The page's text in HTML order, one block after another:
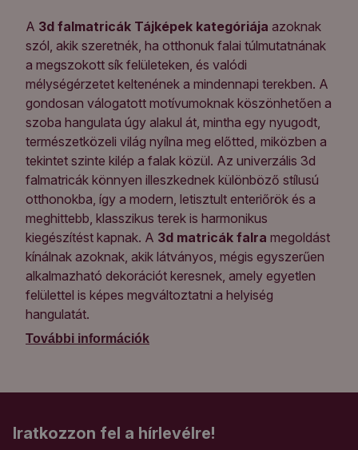
A 3d falmatricák Tájképek kategóriája azoknak
szól, akik szeretnék, ha otthonuk falai túlmutatnának
a megszokott sík felületeken, és valódi
mélységérzetet keltenének a mindennapi terekben. A
gondosan válogatott motívumoknak köszönhetően a
szoba hangulata úgy alakul át, mintha egy nyugodt,
természetközeli világ nyílna meg előtted, miközben a
tekintet szinte kilép a falak közül. Az univerzális 3d
falmatricák könnyen illeszkednek különböző stílusú
otthonokba, így a modern, letisztult enteriőrök és a
meghittebb, klasszikus terek is harmonikus
kiegészítést kapnak. A 3d matricák falra megoldást
kínálnak azoknak, akik látványos, mégis egyszerűen
alkalmazható dekorációt keresnek, amely egyetlen
felülettel is képes megváltoztatni a helyiség
hangulatát.
További információk
Iratkozzon fel a hírlevélre!